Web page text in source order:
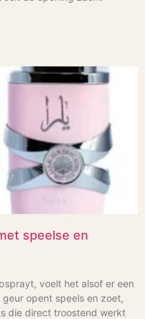
speelse en
voelt het alsof er een
opent speels en zoet,
die direct troostend werkt